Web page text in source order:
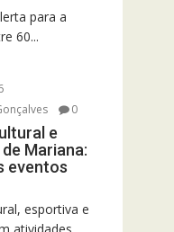
para a
60...
0
e
Mariana:
eventos
esportiva e